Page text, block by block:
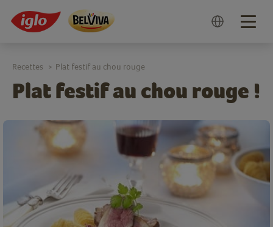
Plat festif au chou rouge !
Recettes > Plat festif au chou rouge